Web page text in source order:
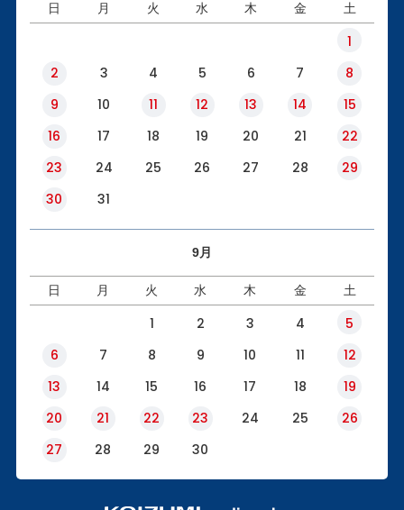
日 月 火 水 木 金 土
1
2
3 4 5 6 7
8
9
10 11 12 13 14
15
16
17 18 19 20 21
22
23
24 25 26 27 28
29
30
31
9月
日 月 火 水 木 金 土
1 2 3 4
5
6
7 8 9 10 11
12
13
14 15 16 17 18
19
20
21 22 23 24 25
26
27
28 29 30